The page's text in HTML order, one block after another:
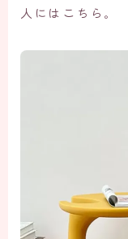
人にはこちら。